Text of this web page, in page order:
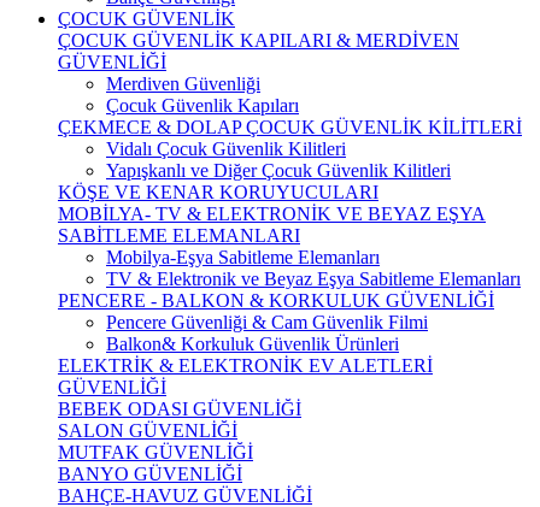
ÇOCUK GÜVENLİK
ÇOCUK GÜVENLİK KAPILARI & MERDİVEN
GÜVENLİĞİ
Merdiven Güvenliği
Çocuk Güvenlik Kapıları
ÇEKMECE & DOLAP ÇOCUK GÜVENLİK KİLİTLERİ
Vidalı Çocuk Güvenlik Kilitleri
Yapışkanlı ve Diğer Çocuk Güvenlik Kilitleri
KÖŞE VE KENAR KORUYUCULARI
MOBİLYA- TV & ELEKTRONİK VE BEYAZ EŞYA
SABİTLEME ELEMANLARI
Mobilya-Eşya Sabitleme Elemanları
TV & Elektronik ve Beyaz Eşya Sabitleme Elemanları
PENCERE - BALKON & KORKULUK GÜVENLİĞİ
Pencere Güvenliği & Cam Güvenlik Filmi
Balkon& Korkuluk Güvenlik Ürünleri
ELEKTRİK & ELEKTRONİK EV ALETLERİ
GÜVENLİĞİ
BEBEK ODASI GÜVENLİĞİ
SALON GÜVENLİĞİ
MUTFAK GÜVENLİĞİ
BANYO GÜVENLİĞİ
BAHÇE-HAVUZ GÜVENLİĞİ